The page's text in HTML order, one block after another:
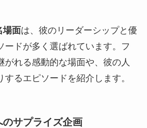
場面は、彼のリーダーシップと優
ードが多く選ばれています。フ
がれる感動的な場面や、彼の人
るエピソードを紹介します。
のサプライズ企画